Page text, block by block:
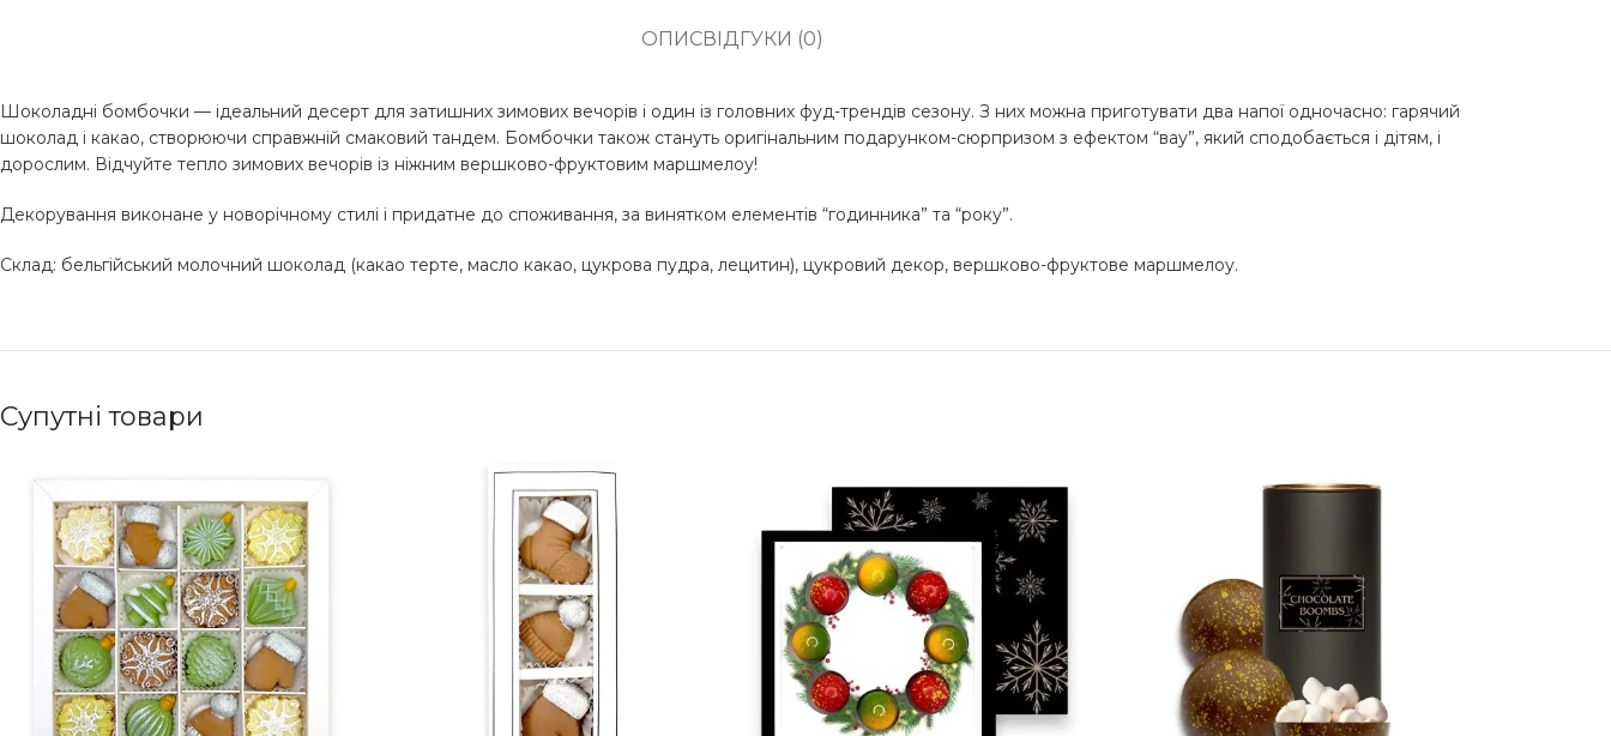
ОПИСВІДГУКИ (0)
Шоколадні бомбочки — ідеальний десерт для затишних зимових вечорів і один із головних фуд-трендів сезону. З них можна приготувати два напої одночасно: гарячий
шоколад і какао, створюючи справжній смаковий тандем. Бомбочки також стануть оригінальним подарунком-сюрпризом з ефектом “вау”, який сподобається і дітям, і
дорослим. Відчуйте тепло зимових вечорів із ніжним вершково-фруктовим маршмелоу!
Декорування виконане у новорічному стилі і придатне до споживання, за винятком елементів “годинника” та “року”.
Склад: бельгійський молочний шоколад (какао терте, масло какао, цукрова пудра, лецитин), цукровий декор, вершково-фруктове маршмелоу.
Супутні товари